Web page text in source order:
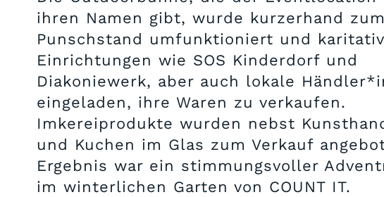
ihren Namen gibt, wurde kurzerhand zum
Punschstand umfunktioniert und
Einrichtungen wie SOS Kinderdorf und
Diakoniewerk, aber auch lokale
eingeladen, ihre Waren zu verkaufen.
Imkereiprodukte wurden nebst
und Kuchen im Glas zum Verkauf
Ergebnis war ein stimmungsvoller
im winterlichen Garten von COUNT IT.